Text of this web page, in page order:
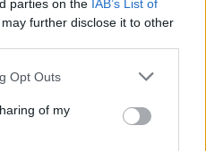
parties on the IAB’s List of
further disclose it to other
Opt Outs
of my